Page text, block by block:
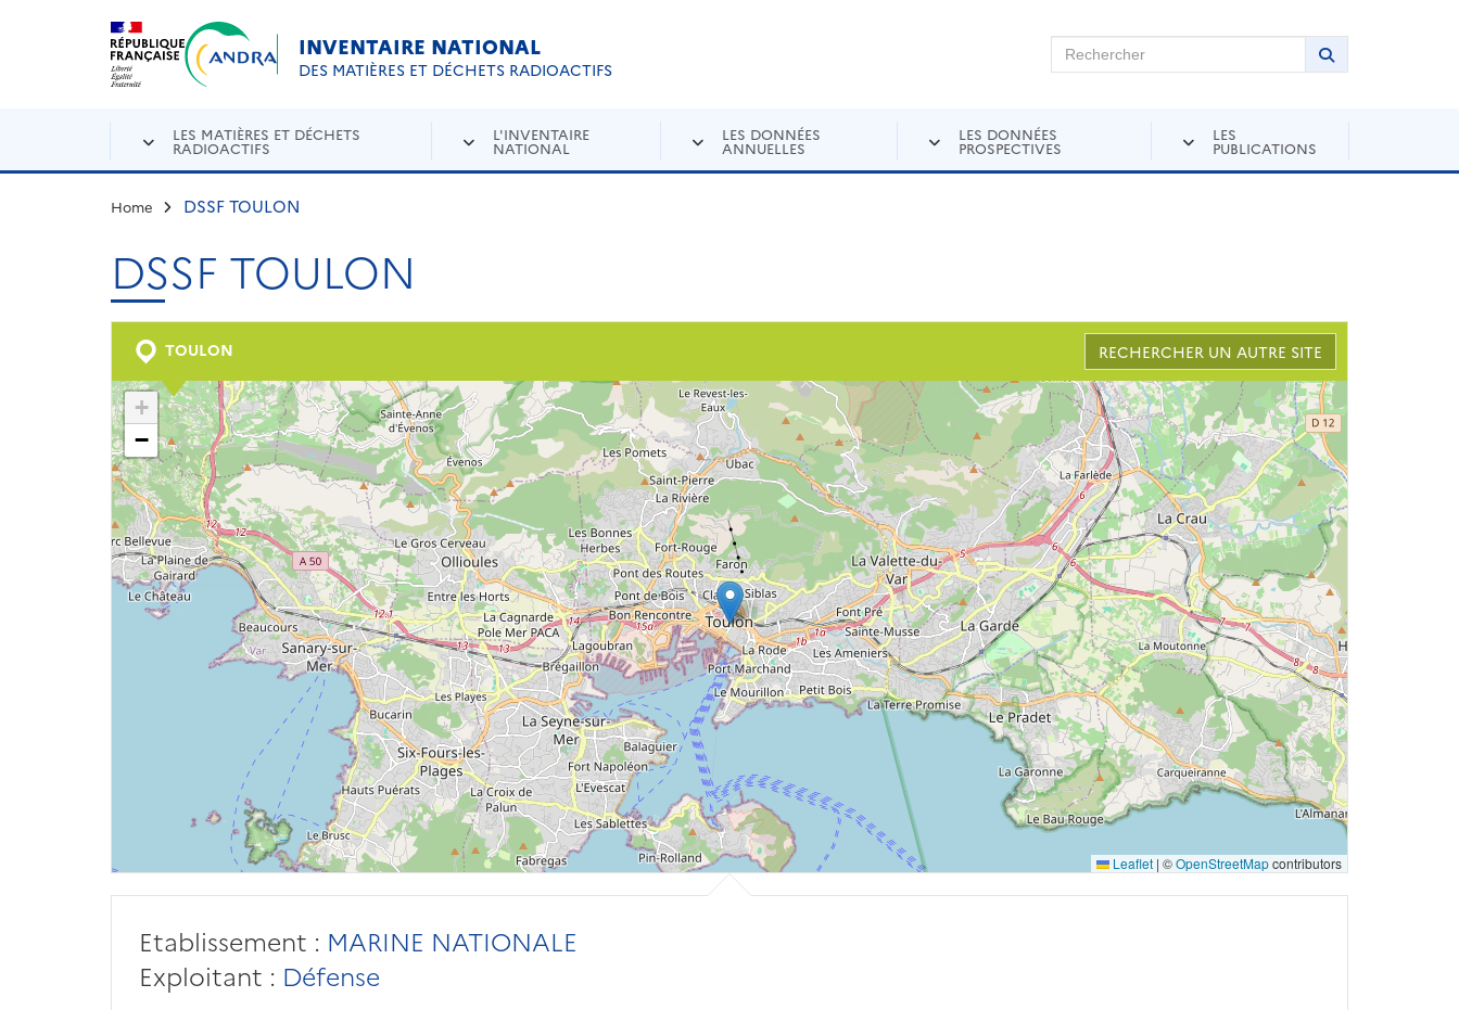
Aller au contenu principal
INVENTAIRE NATIONAL
DES MATIÈRES ET DÉCHETS RADIOACTIFS
Rechercher sur Andra Inventaire Rechercher
Lancer la
LES MATIÈRES ET DÉCHETS
RADIOACTIFS
L'INVENTAIRE
NATIONAL
LES DONNÉES
ANNUELLES
LES DONNÉES
PROSPECTIVES
LES
PUBLICATIONS
Home DSSF TOULON
DSSF TOULON
TOULON RECHERCHER UN AUTRE SITE
+
−
Leaflet | ©OpenStreetMapcontributors
Etablissement : MARINE NATIONALE
Exploitant : Défense